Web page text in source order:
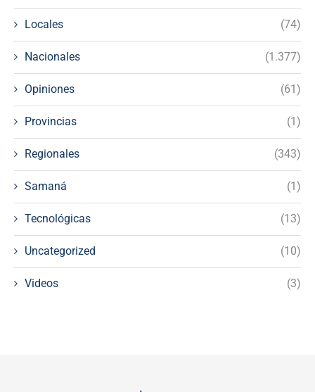
Locales (74)
Nacionales (1.377)
Opiniones (61)
Provincias (1)
Regionales (343)
Samaná (1)
Tecnológicas (13)
Uncategorized (10)
Videos (3)